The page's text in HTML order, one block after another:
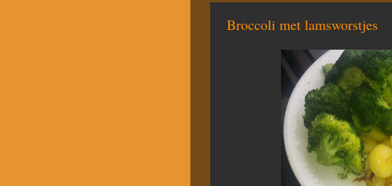
Broccoli met lamsworstjes